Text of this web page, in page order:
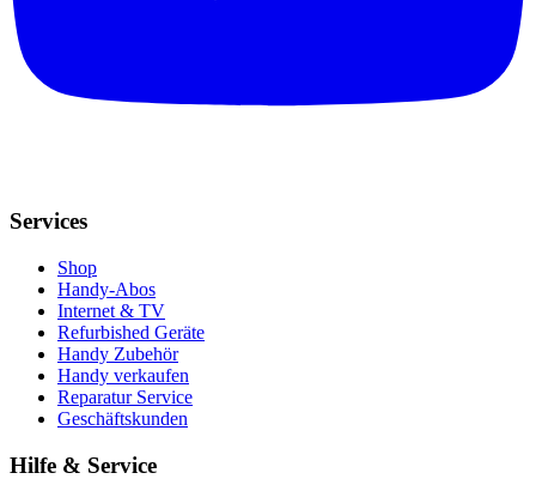
Services
Shop
Handy-Abos
Internet & TV
Refurbished Geräte
Handy Zubehör
Handy verkaufen
Reparatur Service
Geschäftskunden
Hilfe & Service